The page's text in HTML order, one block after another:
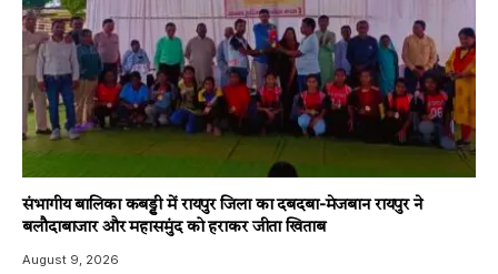
संभागीय बालिका कबड्डी में रायपुर जिला का दबदबा-​मेजबान रायपुर ने
बलौदाबाजार और महासमुंद को हराकर जीता खिताब
August 9, 2026